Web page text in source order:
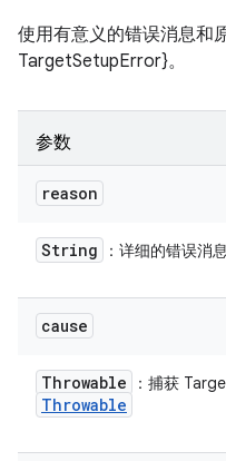
使用有意义的错误消息和
TargetSetupError}。
参数
reason
String ：详细的错误消息
cause
Throwable ：捕获
Throwable